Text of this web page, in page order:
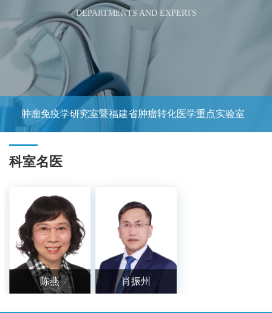
DEPARTMENTS AND EXPERTS
肿瘤免疫学研究室暨福建省肿瘤转化医学重点实验室
科室名医
陈燕 肖振州